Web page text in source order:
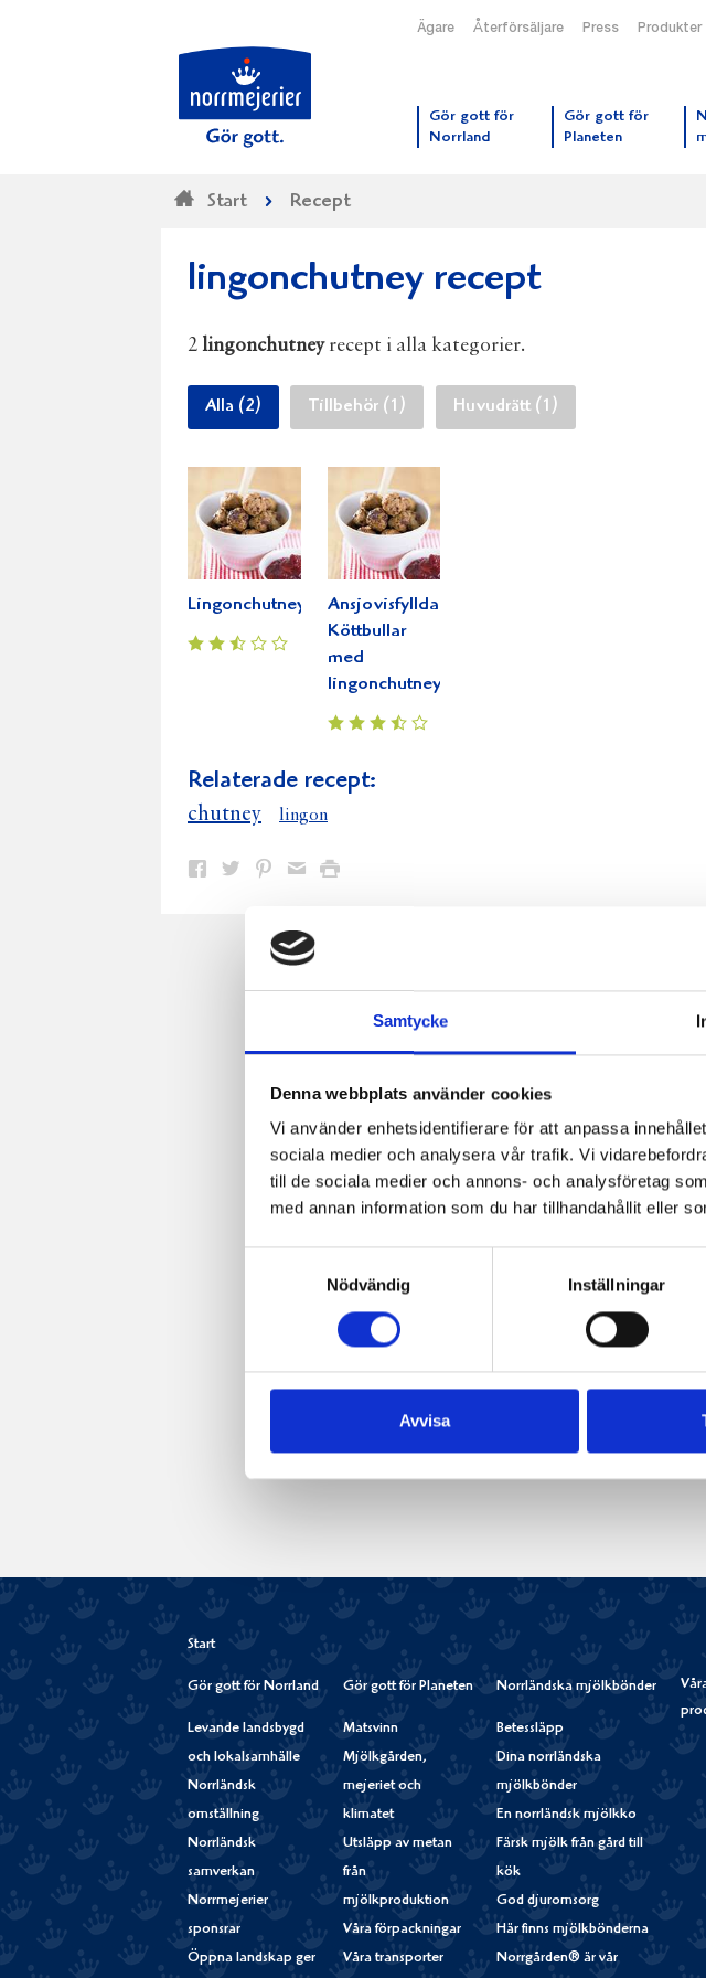
Samtycke
Denna webbplats använder cookies
Vi använder enhetsidentifierare för att anpassa
sociala medier och analysera vår trafik. Vi
till de sociala medier och annons- och analysföretag
med annan information som du har tillhandahållit eller
Nödvändig
Inställningar
Avvisa
Ägare Återförsäljare Press Produkter
Gör gott för
Norrland
Gör gott för
Planeten
Start Recept
lingonchutney recept
2 lingonchutneyrecept i alla kategorier.
Alla (2) Tillbehör (1) Huvudrätt (1)
Lingonchutney
Ansjovisfyllda
Köttbullar
med
lingonchutney
Relaterade recept:
chutney lingon
Dela
Facebook
Dela
Twitter
Dela
Pinterest
Dela
e-
post
Skriv
Start
Gör gott för Norrland
Levande landsbygd
och lokalsamhälle
Norrländsk
omställning
Norrländsk
samverkan
Norrmejerier
sponsrar
Öppna landskap ger
Gör gott för Planeten
Matsvinn
Mjölkgården,
mejeriet och
klimatet
Utsläpp av metan
från
mjölkproduktion
Våra förpackningar
Våra transporter
Norrländska mjölkbönder
Betessläpp
Dina norrländska
mjölkbönder
En norrländsk mjölkko
Färsk mjölk från gård till
kök
God djuromsorg
Här finns mjölkbönderna
Norrgården® är vår